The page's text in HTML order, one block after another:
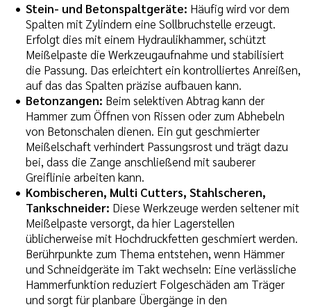
Stein- und Betonspaltgeräte: Häufig wird vor dem
Spalten mit Zylindern eine Sollbruchstelle erzeugt.
Erfolgt dies mit einem Hydraulikhammer, schützt
Meißelpaste die Werkzeugaufnahme und stabilisiert
die Passung. Das erleichtert ein kontrolliertes Anreißen,
auf das das Spalten präzise aufbauen kann.
Betonzangen: Beim selektiven Abtrag kann der
Hammer zum Öffnen von Rissen oder zum Abhebeln
von Betonschalen dienen. Ein gut geschmierter
Meißelschaft verhindert Passungsrost und trägt dazu
bei, dass die Zange anschließend mit sauberer
Greiflinie arbeiten kann.
Kombischeren, Multi Cutters, Stahlscheren,
Tankschneider: Diese Werkzeuge werden seltener mit
Meißelpaste versorgt, da hier Lagerstellen
üblicherweise mit Hochdruckfetten geschmiert werden.
Berührpunkte zum Thema entstehen, wenn Hämmer
und Schneidgeräte im Takt wechseln: Eine verlässliche
Hammerfunktion reduziert Folgeschäden am Träger
und sorgt für planbare Übergänge in den